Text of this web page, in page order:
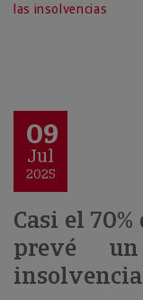
las insolvencias
09
Jul
2025
Casi el
prevé